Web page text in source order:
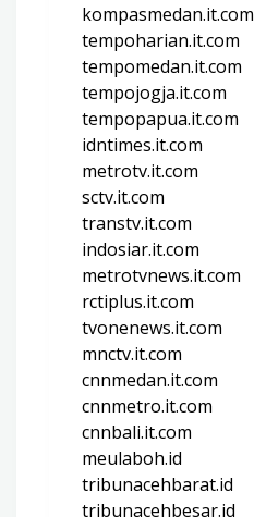
kompasmedan.it.com
tempoharian.it.com
tempomedan.it.com
tempojogja.it.com
tempopapua.it.com
idntimes.it.com
metrotv.it.com
sctv.it.com
transtv.it.com
indosiar.it.com
metrotvnews.it.com
rctiplus.it.com
tvonenews.it.com
mnctv.it.com
cnnmedan.it.com
cnnmetro.it.com
cnnbali.it.com
meulaboh.id
tribunacehbarat.id
tribunacehbesar.id